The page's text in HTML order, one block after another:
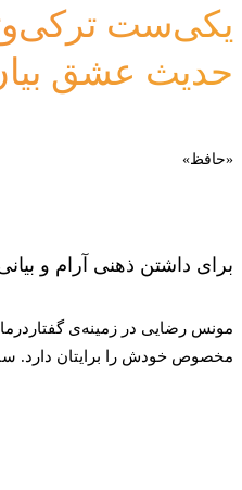
یکی‌ست
حدیث عشق
«حافظ»
برای داشتن ذهنی آرام و
مونس رضایی در زمینه‌ی
مخصوص خودش را برایتان دارد.